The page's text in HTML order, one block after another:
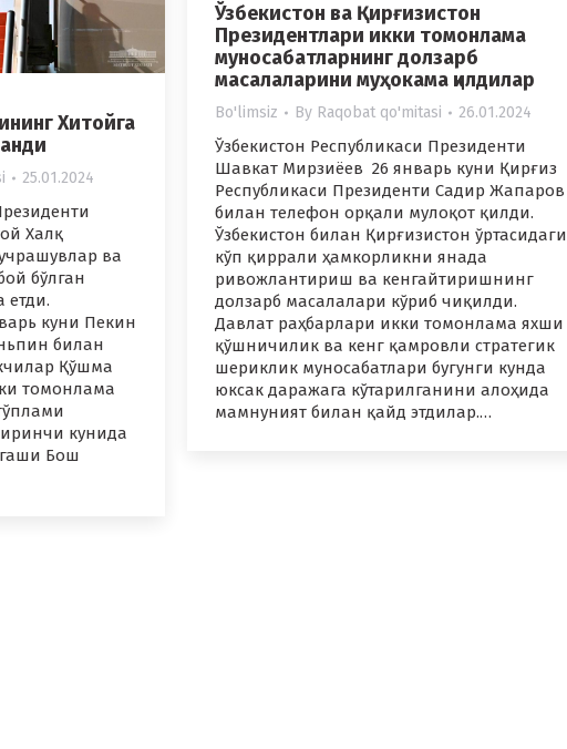
Ўзбекистон ва Қирғизистон
Президентлари икки томонлама
муносабатларнинг долзарб
масалаларини муҳокама қилдилар
Bo'limsiz By Raqobat qo'mitasi 26.01.2024
Ўзбекистон Республикаси Президенти
Шавкат Мирзиёев 26 январь куни Қирғиз
Республикаси Президенти Садир Жапаров
билан телефон орқали мулоқот қилди.
Ўзбекистон билан Қирғизистон ўртасидаги
кўп қиррали ҳамкорликни янада
ривожлантириш ва кенгайтиришнинг
долзарб масалалари кўриб чиқилди.
Давлат раҳбарлари икки томонлама яхши
қўшничилик ва кенг қамровли стратегик
шериклик муносабатлари бугунги кунда
юксак даражага кўтарилганини алоҳида
мамнуният билан қайд этдилар.…
Хитойга
25.01.2024
Халқ
ва
бўлган
етди.
куни Пекин
билан
Қўшма
томонлама
кунида
Бош